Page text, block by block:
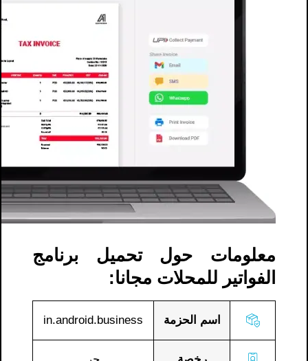
معلومات حول تحميل برنامج
الفواتير للمحلات مجانا​:
اسم الحزمة in.android.business